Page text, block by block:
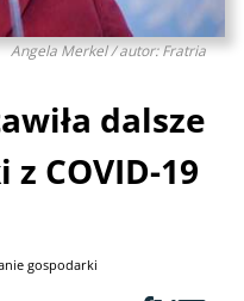
Angela Merkel / autor: Fratria
dalsze
COVID-19
gospodarki